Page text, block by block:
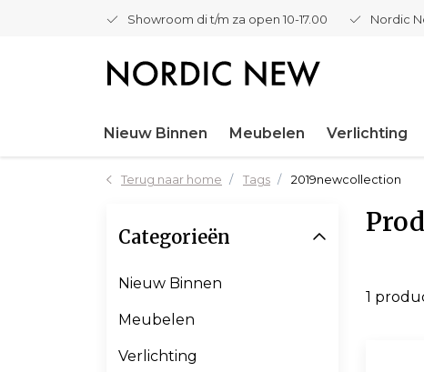
Showroom di t/m za open 10-17.00 Nordic
Nieuw Binnen Meubelen Verlichting
Terug naar home Tags 2019newcollection
1
Categorieën
Nieuw Binnen
Meubelen
Verlichting